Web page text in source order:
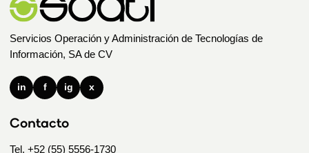
Servicios Operación y Administración de Tecnologías de
Información, SA de CV
in f ig x
Contacto
Tel. +52 (55) 5556-1730